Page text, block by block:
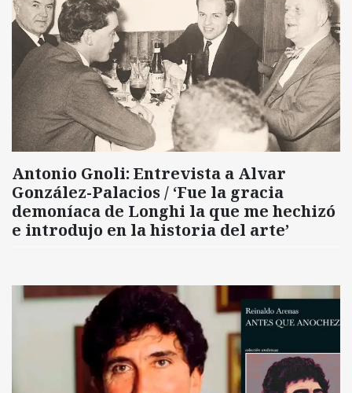
Antonio Gnoli: Entrevista a Alvar
González-Palacios / ‘Fue la gracia
demoníaca de Longhi la que me hechizó
e introdujo en la historia del arte’